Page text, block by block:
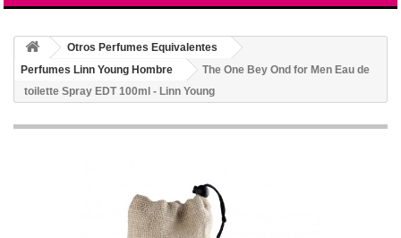
Otros Perfumes Equivalentes
Perfumes Linn Young Hombre
The One Bey Ond for Men Eau de
toilette Spray EDT 100ml - Linn Young